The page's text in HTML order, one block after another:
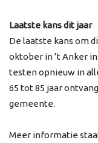
Laatste kans dit jaar
De laatste kans om
oktober in ’t Anker
testen opnieuw in
65 tot 85 jaar
gemeente.
Meer informatie